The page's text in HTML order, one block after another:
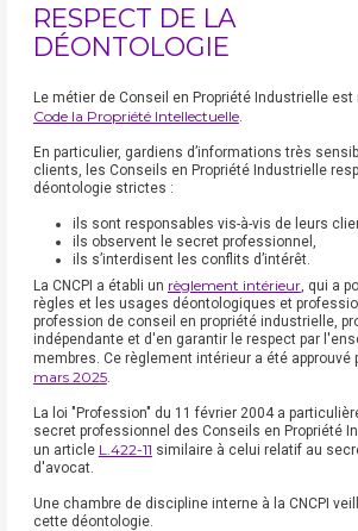
RESPECT DE LA
DÉONTOLOGIE
Le métier de Conseil en Propriété Industrielle
Code la Propriété Intellectuelle.
En particulier, gardiens d’informations très
clients, les Conseils en Propriété Industrielle
déontologie strictes :
ils sont responsables vis-à-vis de leurs
ils observent le secret professionnel,
ils s’interdisent les conflits d’intérêt.
La CNCPI a établi un règlement intérieur, qui a
règles et les usages déontologiques et
profession de conseil en propriété industrielle,
indépendante et d'en garantir le respect par
membres. Ce règlement intérieur a été approuvé
mars 2025.
La loi "Profession" du 11 février 2004 a
secret professionnel des Conseils en Propriété
un article L.422-11 similaire à celui relatif au
d'avocat.
Une chambre de discipline interne à la CNCPI
cette déontologie.